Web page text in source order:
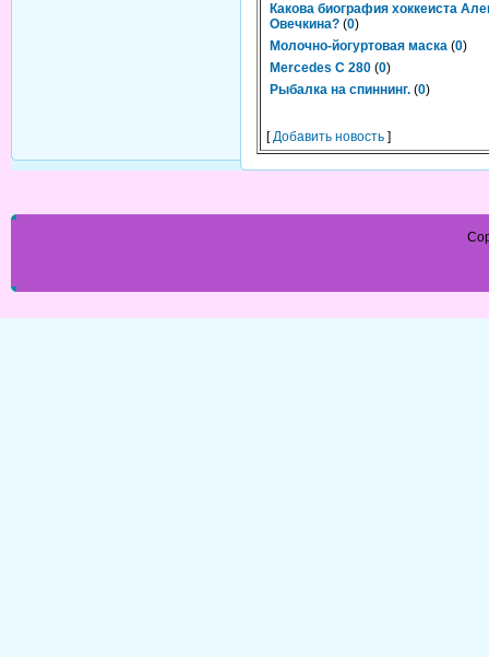
Какова биография хоккеиста
Овечкина? (0)
Молочно-йогуртовая маска (0)
Mercedes C 280 (0)
Рыбалка на спиннинг. (0)
[Добавить новость ]